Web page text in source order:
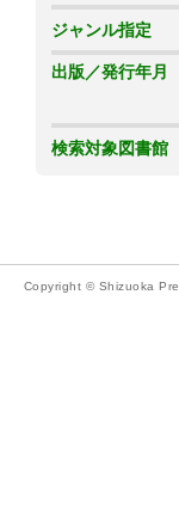
ジャンル指定
出版／発行年月
検索対象図書館
Copyright © Shizuoka